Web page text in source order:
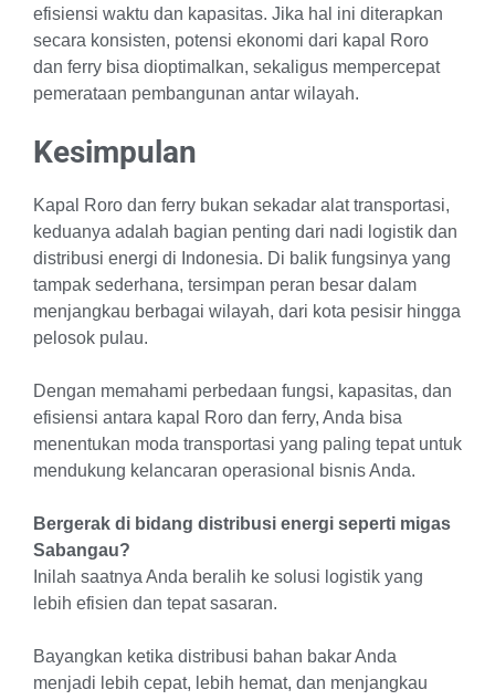
efisiensi waktu dan kapasitas. Jika hal ini diterapkan
secara konsisten, potensi ekonomi dari kapal Roro
dan ferry bisa dioptimalkan, sekaligus mempercepat
pemerataan pembangunan antar wilayah.
Kesimpulan
Kapal Roro dan ferry bukan sekadar alat transportasi,
keduanya adalah bagian penting dari nadi logistik dan
distribusi energi di Indonesia. Di balik fungsinya yang
tampak sederhana, tersimpan peran besar dalam
menjangkau berbagai wilayah, dari kota pesisir hingga
pelosok pulau.
Dengan memahami perbedaan fungsi, kapasitas, dan
efisiensi antara kapal Roro dan ferry, Anda bisa
menentukan moda transportasi yang paling tepat untuk
mendukung kelancaran operasional bisnis Anda.
Bergerak di bidang distribusi energi seperti migas
Sabangau?
Inilah saatnya Anda beralih ke solusi logistik yang
lebih efisien dan tepat sasaran.
Bayangkan ketika distribusi bahan bakar Anda
menjadi lebih cepat, lebih hemat, dan menjangkau